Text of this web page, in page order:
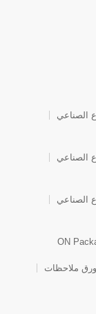
الصناعي
الصناعي
الصناعي
ON
ورق ملاحظات